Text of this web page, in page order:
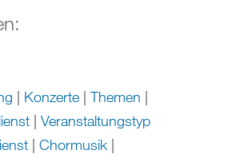
| Konzerte|Themen |
| Veranstaltungstyp
| Chormusik|